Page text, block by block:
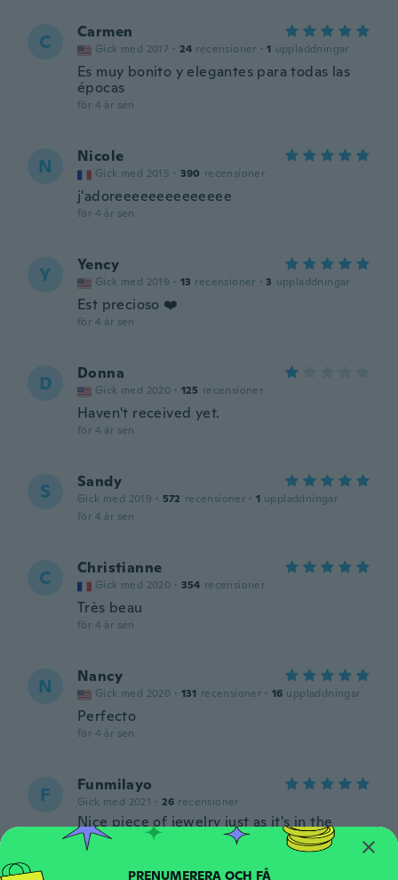
C Carmen
Gick med 2017 · 24 recensioner · 1 uppladdningar
Es muy bonito y elegantes para todas las
épocas
för 4 år sen
N Nicole
Gick med 2015 · 390 recensioner
j'adoreeeeeeeeeeeeee
för 4 år sen
Y Yency
Gick med 2019 · 13 recensioner · 3 uppladdningar
Est precioso ❤️
för 4 år sen
D Donna
Gick med 2020 · 125 recensioner
Haven't received yet.
för 4 år sen
S Sandy
Gick med 2019 · 572 recensioner · 1 uppladdningar
för 4 år sen
C Christianne
Gick med 2020 · 354 recensioner
Très beau
för 4 år sen
N Nancy
Gick med 2020 · 131 recensioner · 16 uppladdningar
Perfecto
för 4 år sen
F Funmilayo
Gick med 2021 · 26 recensioner
Nice piece of jewelry just as it's in the
picture.
för 4 år sen
PRENUMERERA OCH FÅ